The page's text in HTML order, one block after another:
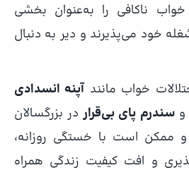
خواب ناکافی را به‌عنوان بخشی
خود می‌پذیرند و دیر به دنبال
خواب مانندآپنه انسدادی
وسندرم پای بی‌قراردر بزرگسالان
ممکن است با خستگی روزانه،
و افت کیفیت زندگی همراه